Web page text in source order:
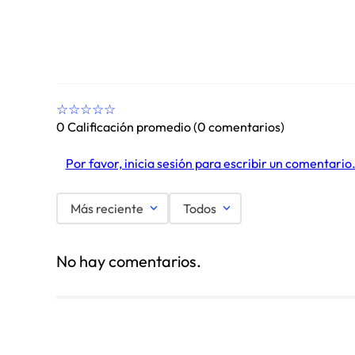
☆☆☆☆☆
0 Calificación promedio(0 comentarios)
Por favor, inicia sesión para escribir un comentario.
Más reciente Todos
No hay comentarios.